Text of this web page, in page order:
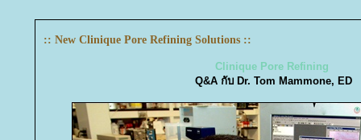
:: New Clinique Pore Refining Solutions ::
Clinique Pore Refining
Q&A กับ Dr. Tom Mammone, ED